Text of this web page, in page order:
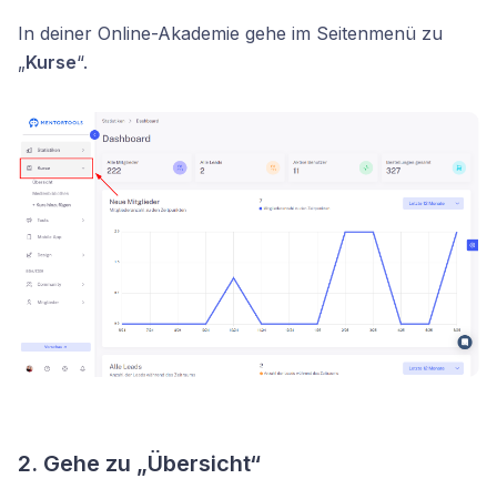
In deiner Online-Akademie gehe im Seitenmenü zu
„Kurse“.
2. Gehe zu „Übersicht“